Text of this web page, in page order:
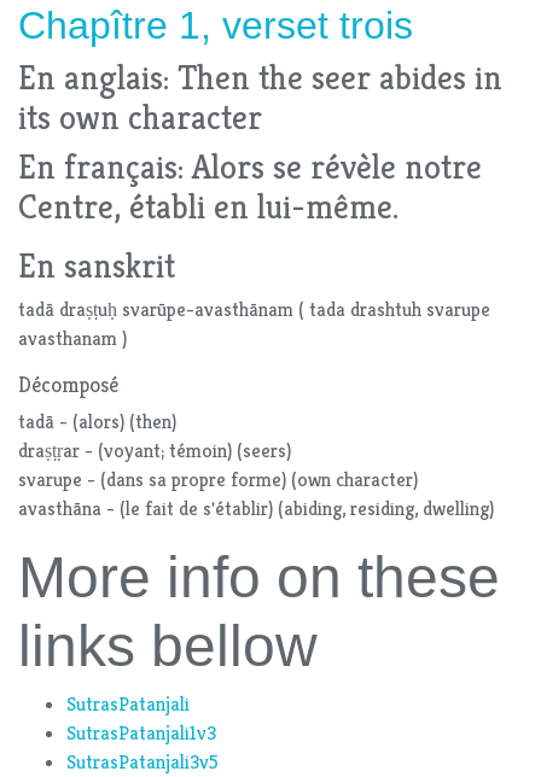
Chapître 1, verset trois
En anglais: Then the seer abides in
its own character
En français: Alors se révèle notre
Centre, établi en lui-même.
En sanskrit
tadā draṣṭuḥ svarūpe-avasthānam ( tada drashtuh svarupe
avasthanam )
Décomposé
tadā - (alors) (then)
draṣṭṛar - (voyant; témoin) (seers)
svarupe - (dans sa propre forme) (own character)
avasthāna - (le fait de s'établir) (abiding, residing, dwelling)
More info on these
links bellow
SutrasPatanjali
SutrasPatanjali1v3
SutrasPatanjali3v5